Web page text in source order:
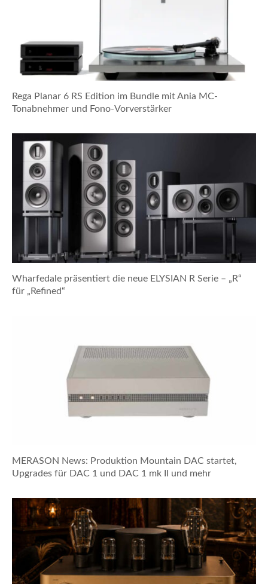
Rega Planar 6 RS Edition im Bundle mit Ania MC-
Tonabnehmer und Fono-Vorverstärker
Wharfedale präsentiert die neue ELYSIAN R Serie – „R“
für „Refined“
MERASON News: Produktion Mountain DAC startet,
Upgrades für DAC 1 und DAC 1 mk II und mehr